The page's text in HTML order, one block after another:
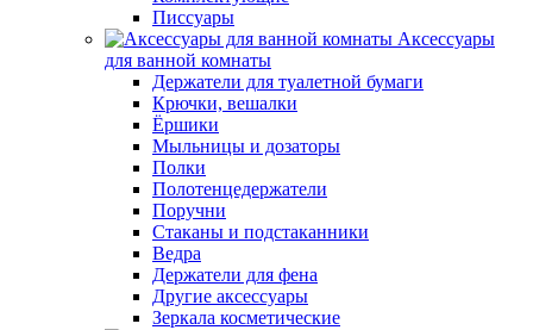
Писсуары
Аксессуары
для ванной комнаты
Держатели для туалетной бумаги
Крючки, вешалки
Ёршики
Мыльницы и дозаторы
Полки
Полотенцедержатели
Поручни
Стаканы и подстаканники
Ведра
Держатели для фена
Другие аксессуары
Зеркала косметические